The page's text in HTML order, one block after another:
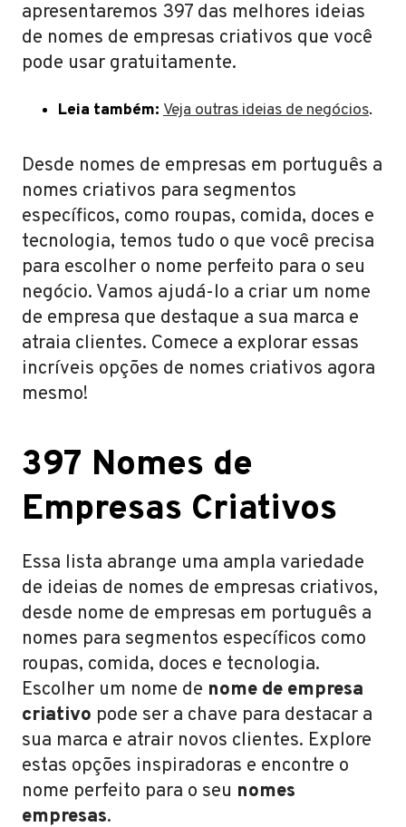
apresentaremos 397 das melhores ideias
de nomes de empresas criativos que você
pode usar gratuitamente.
Leia também: Veja outras ideias de negócios.
Desde nomes de empresas em português a
nomes criativos para segmentos
específicos, como roupas, comida, doces e
tecnologia, temos tudo o que você precisa
para escolher o nome perfeito para o seu
negócio. Vamos ajudá-lo a criar um nome
de empresa que destaque a sua marca e
atraia clientes. Comece a explorar essas
incríveis opções de nomes criativos agora
mesmo!
397 Nomes de
Empresas Criativos
Essa lista abrange uma ampla variedade
de ideias de nomes de empresas criativos,
desde nome de empresas em português a
nomes para segmentos específicos como
roupas, comida, doces e tecnologia.
Escolher um nome de nome de empresa
criativo pode ser a chave para destacar a
sua marca e atrair novos clientes. Explore
estas opções inspiradoras e encontre o
nome perfeito para o seu nomes
empresas.